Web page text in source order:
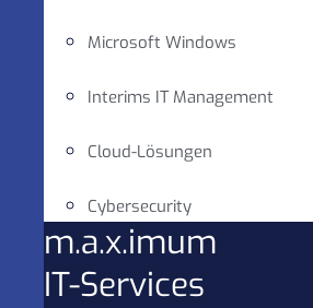
Microsoft Windows
Interims IT Management
Cloud-Lösungen
Cybersecurity
m.a.x.imum
IT-Services